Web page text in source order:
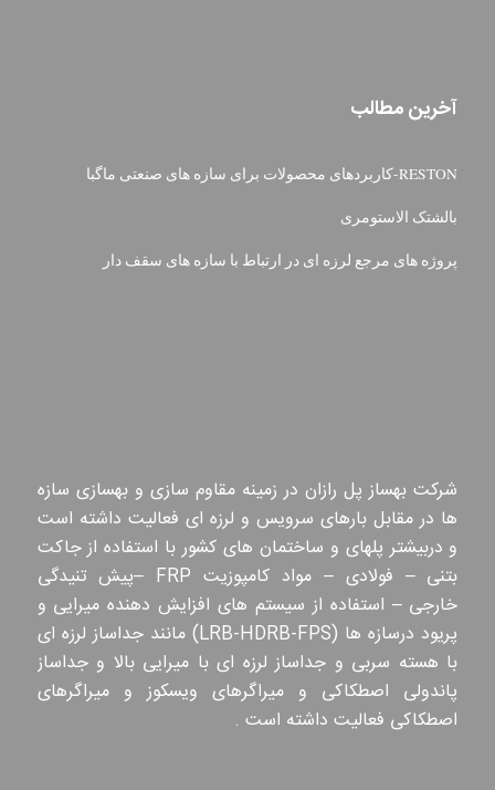
آخرین مطالب
RESTON-کاربردهای محصولات برای سازه های صنعتی ماگبا
بالشتک الاستومری
پروژه های مرجع لرزه ای در ارتباط با سازه های سقف دار
شرکت بهساز پل رازان در زمینه مقاوم سازی و بهسازی سازه
ها در مقابل بارهای سرویس و لرزه ای فعالیت داشته است
و دربیشتر پلهای و ساختمان های کشور با استفاده از جاکت
بتنی – فولادی – مواد کامپوزیت FRP –پیش تنیدگی
خارجی – استفاده از سیستم های افزایش دهنده میرایی و
پریود درسازه ها (LRB-HDRB-FPS) مانند جداساز لرزه ای
با هسته سربی و جداساز لرزه ای با میرایی بالا و جداساز
پاندولی اصطکاکی و میراگرهای ویسکوز و میراگرهای
اصطکاکی فعالیت داشته است .